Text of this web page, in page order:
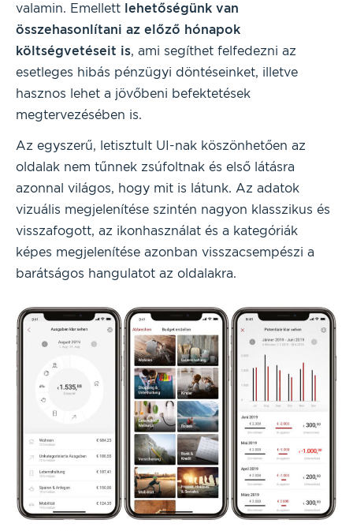
valamin. Emellett lehetőségünk van
összehasonlítani az előző hónapok
költségvetéseit is, ami segíthet felfedezni az
esetleges hibás pénzügyi döntéseinket, illetve
hasznos lehet a jövőbeni befektetések
megtervezésében is.
Az egyszerű, letisztult UI-nak köszönhetően az
oldalak nem tűnnek zsúfoltnak és első látásra
azonnal világos, hogy mit is látunk. Az adatok
vizuális megjelenítése szintén nagyon klasszikus és
visszafogott, az ikonhasználat és a kategóriák
képes megjelenítése azonban visszacsempészi a
barátságos hangulatot az oldalakra.